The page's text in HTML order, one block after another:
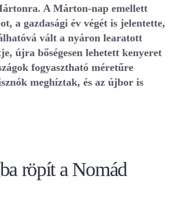
A Márton-nap emellett
a gazdasági év végét is jelentette,
vált a nyáron learatott
újra bőségesen lehetett kenyeret
fogyasztható méretűre
meghíztak, és az újbor is
röpít a Nomád